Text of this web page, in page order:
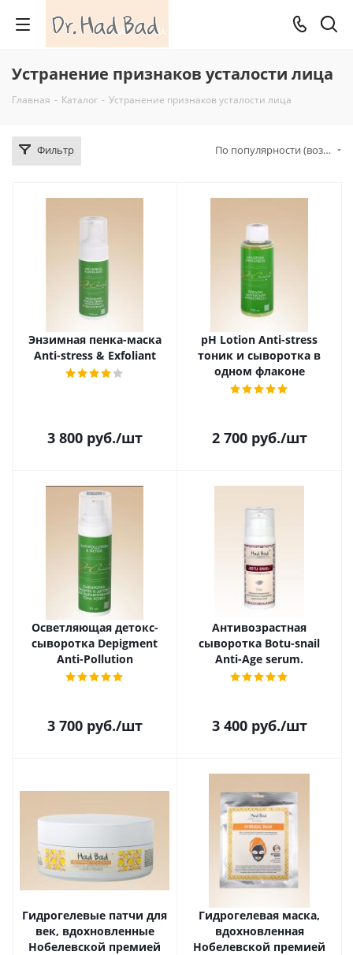
Устранение признаков усталости лица
Главная - Каталог - Устранение признаков усталости лица
Фильтр По популярности (возрастание)
Энзимная пенка-маска
Anti-stress & Exfoliant
3 800руб./шт
pH Lotion Anti-stress
тоник и сыворотка в
одном флаконе
2 700руб./шт
Осветляющая детокс-
сыворотка Depigment
Anti-Pollution
3 700руб./шт
Антивозрастная
сыворотка Botu-snail
Anti-Age serum.
3 400руб./шт
Гидрогелевые патчи для
век, вдохновленные
Нобелевской премией
Гидрогелевая маска,
вдохновленная
Нобелевской премией